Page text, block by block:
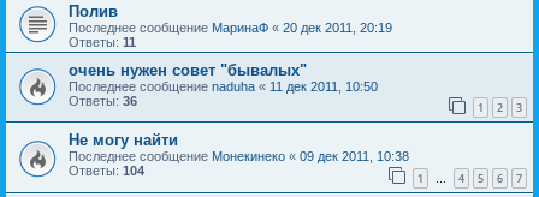
Полив
Последнее сообщение МаринаФ « 20 дек 2011, 20:19
Ответы: 11
очень нужен совет "бывалых"
Последнее сообщение naduha « 11 дек 2011, 10:50
Ответы: 36 1 2 3
Не могу найти
Последнее сообщение Монекинеко « 09 дек 2011, 10:38
Ответы: 104 1 … 4 5 6 7